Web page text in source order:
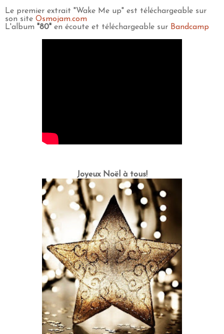
Le premier extrait "Wake Me up" est téléchargeable sur
son site Osmojam.com
L'album "80" en écoute et téléchargeable sur Bandcamp
Joyeux Noël à tous!